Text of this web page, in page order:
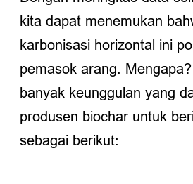
kita dapat menemukan
karbonisasi horizontal ini
pemasok arang.
banyak keunggulan yang
produsen biochar untuk
sebagai berikut: